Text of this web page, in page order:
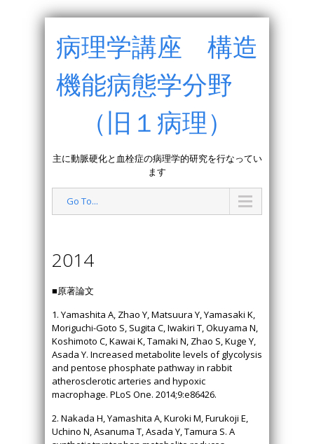
病理学講座 構造
機能病態学分野
（旧１病理）
主に動脈硬化と血栓症の病理学的研究を行なってい
ます
Go To...
2014
■原著論文
1. Yamashita A, Zhao Y, Matsuura Y, Yamasaki K,
Moriguchi-Goto S, Sugita C, Iwakiri T, Okuyama N,
Koshimoto C, Kawai K, Tamaki N, Zhao S, Kuge Y,
Asada Y. Increased metabolite levels of glycolysis
and pentose phosphate pathway in rabbit
atherosclerotic arteries and hypoxic
macrophage. PLoS One. 2014;9:e86426.
2. Nakada H, Yamashita A, Kuroki M, Furukoji E,
Uchino N, Asanuma T, Asada Y, Tamura S. A